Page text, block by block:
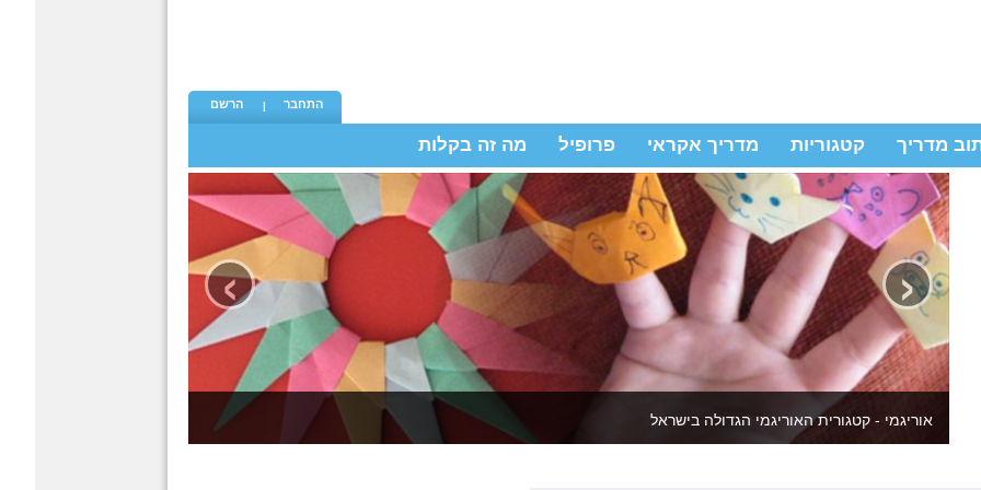
הרשם התחבר
מדריך קטגוריות מדריך אקראי פרופיל מה זה בקלות
יצירה לילדים ולמבוגרים - באתר מדריכי יצירה שידהימו אתכם מחדש כל פעם
‹
›